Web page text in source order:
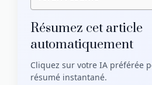
Résumez cet article
automatiquement
Cliquez sur votre IA préférée
résumé instantané.